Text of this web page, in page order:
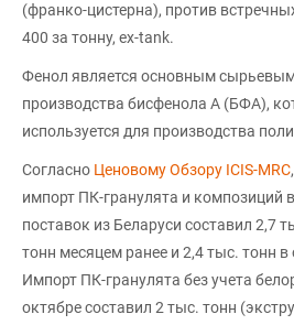
(франко-цистерна), против
400 за тонну, ex-tank.
Фенол является основным
производства бисфенола А (БФА),
используется для производства
Согласно Ценовому Обзору ICIS-MRC
импорт ПК-гранулята и композиций
поставок из Беларуси составил 2,7
тонн месяцем ранее и 2,4 тыс. тонн в
Импорт ПК-гранулята без учета
октябре составил 2 тыс. тонн